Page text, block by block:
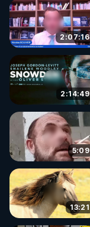
2:07:16
2:14:49
5:09
13:21